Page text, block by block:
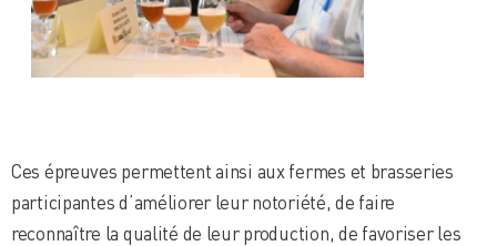
Ces épreuves permettent ainsi aux fermes et brasseries
participantes d’améliorer leur notoriété, de faire
reconnaître la qualité de leur production, de favoriser les